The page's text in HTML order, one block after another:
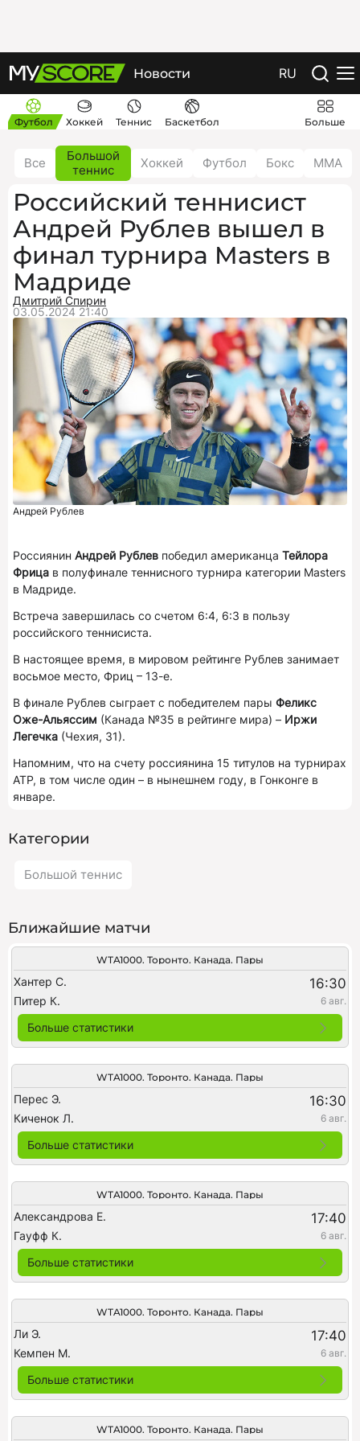
Новости RU
Футбол Хоккей Теннис Баскетбол Больше
Все
Большой
теннис
Хоккей Футбол Бокс ММА
Российский теннисист
Андрей Рублев вышел в
финал турнира Masters в
Мадриде
Дмитрий Спирин
03.05.2024 21:40
Андрей Рублев
Россиянин Андрей Рублев победил американца Тейлора
Фрица в полуфинале теннисного турнира категории Masters
в Мадриде.
Встреча завершилась со счетом 6:4, 6:3 в пользу
российского теннисиста.
В настоящее время, в мировом рейтинге Рублев занимает
восьмое место, Фриц – 13-е.
В финале Рублев сыграет с победителем пары Феликс
Оже-Альяссим (Канада №35 в рейтинге мира) – Иржи
Легечка (Чехия, 31).
Напомним, что на счету россиянина 15 титулов на турнирах
ATP, в том числе один – в нынешнем году, в Гонконге в
январе.
Категории
Большой теннис
Ближайшие матчи
WTA1000. Торонто. Канада. Пары
Хантер С. 16:30
Питер К. 6 авг.
Больше статистики
WTA1000. Торонто. Канада. Пары
Перес Э. 16:30
Киченок Л. 6 авг.
Больше статистики
WTA1000. Торонто. Канада. Пары
Александрова Е. 17:40
Гауфф К. 6 авг.
Больше статистики
WTA1000. Торонто. Канада. Пары
Ли Э. 17:40
Кемпен М. 6 авг.
Больше статистики
WTA1000. Торонто. Канада. Пары